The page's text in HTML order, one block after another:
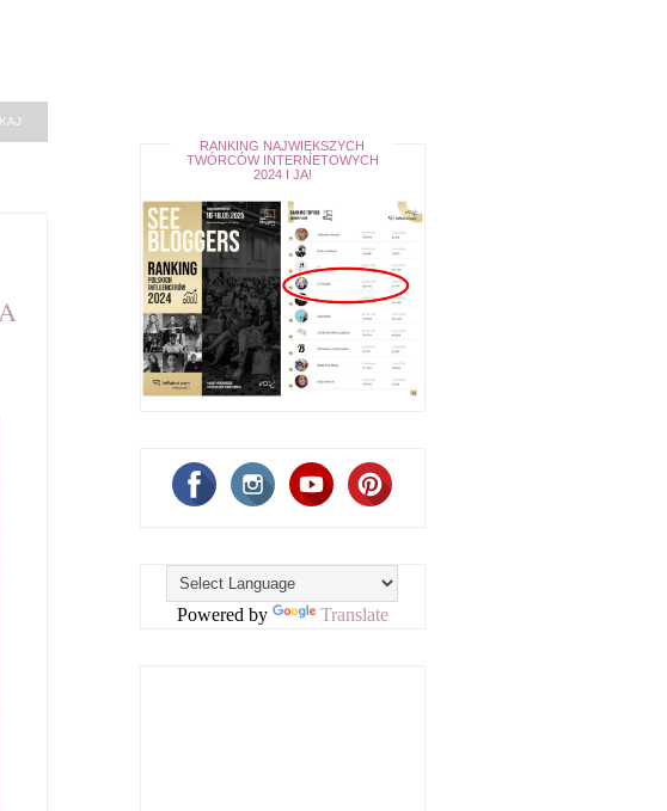
RANKING NAJWIĘKSZYCH
TWÓRCÓW INTERNETOWYCH
2024 I JA!
Powered by Translate